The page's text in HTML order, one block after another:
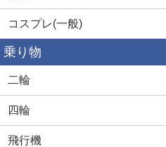
コスプレ(一般)
乗り物
二輪
四輪
飛行機